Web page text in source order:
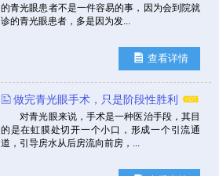
的青光眼患者不是一件容易的事，因为会到院就
诊的青光眼患者，多是因为发...
查看详情
做完青光眼手术，只是阶段性胜利
对青光眼来说，手术是一种医治手段，其目
的是在虹膜处切开一个小口，形成一个引流通
道，引导房水从后房流向前房，...